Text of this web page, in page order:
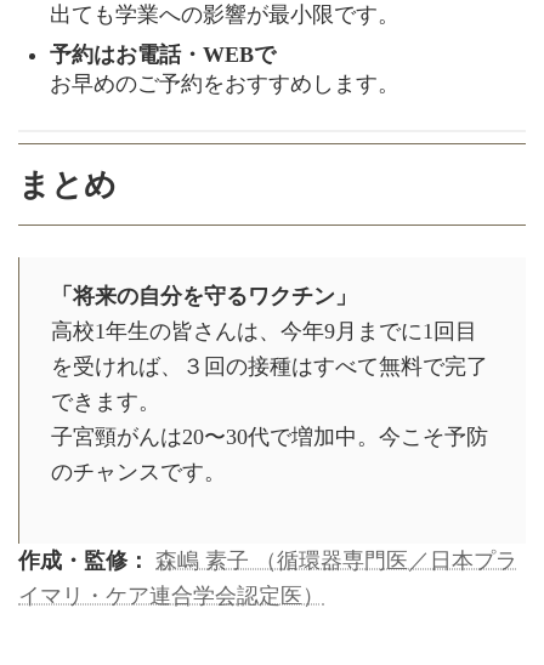
出ても学業への影響が最小限です。
予約はお電話・WEBで
お早めのご予約をおすすめします。
まとめ
「将来の自分を守るワクチン」
高校1年生の皆さんは、今年9月までに1回目
を受ければ、３回の接種はすべて無料で完了
できます。
子宮頸がんは20〜30代で増加中。今こそ予防
のチャンスです。
作成・監修： 森嶋 素子 （循環器専門医／日本プラ
イマリ・ケア連合学会認定医）